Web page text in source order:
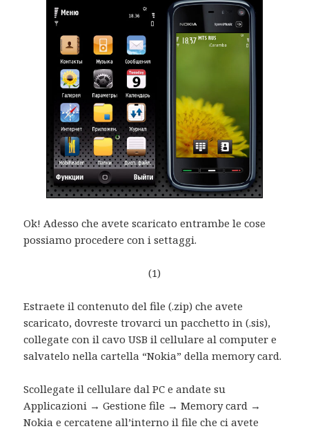
Ok! Adesso che avete scaricato entrambe le cose
possiamo procedere con i settaggi.
(1)
Estraete il contenuto del file (.zip) che avete
scaricato, dovreste trovarci un pacchetto in (.sis),
collegate con il cavo USB il cellulare al computer e
salvatelo nella cartella “Nokia” della memory card.
Scollegate il cellulare dal PC e andate su
Applicazioni → Gestione file → Memory card →
Nokia e cercatene all’interno il file che ci avete